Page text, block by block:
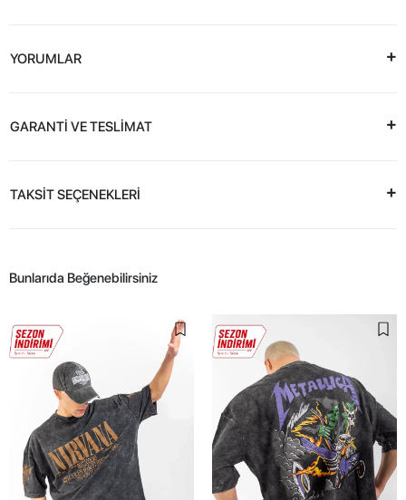
YORUMLAR
GARANTİ VE TESLİMAT
TAKSİT SEÇENEKLERİ
Bunlarıda Beğenebilirsiniz